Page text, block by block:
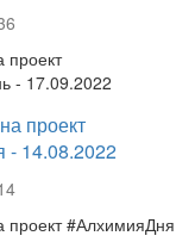
проект
- 17.09.2022
проект
14.08.2022
проект #АлхимияДня